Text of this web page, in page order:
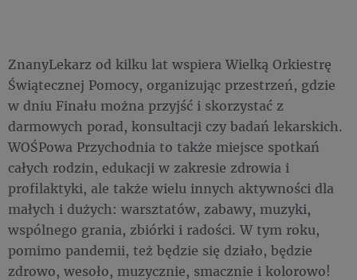
ZnanyLekarz od kilku lat wspiera Wielką Orkiestrę
Świątecznej Pomocy, organizując przestrzeń, gdzie
w dniu Finału można przyjść i skorzystać z
darmowych porad, konsultacji czy badań lekarskich.
WOŚPowa Przychodnia to także miejsce spotkań
całych rodzin, edukacji w zakresie zdrowia i
profilaktyki, ale także wielu innych aktywności dla
małych i dużych: warsztatów, zabawy, muzyki,
wspólnego grania, zbiórki i radości. W tym roku,
pomimo pandemii, też będzie się działo, będzie
zdrowo, wesoło, muzycznie, smacznie i kolorowo!